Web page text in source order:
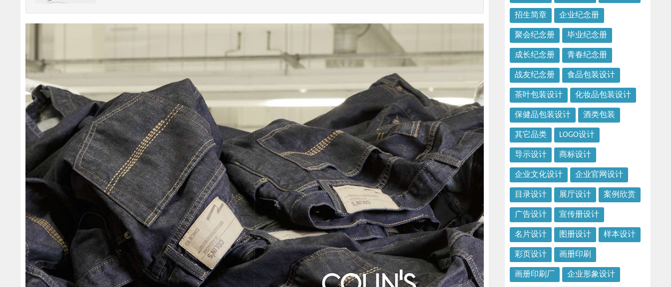
招生简章 企业纪念册
聚会纪念册 毕业纪念册
成长纪念册 青春纪念册
战友纪念册 食品包装设计
茶叶包装设计 化妆品包装设计
保健品包装设计 酒类包装
其它品类 LOGO设计
导示设计 商标设计
企业文化设计 企业官网设计
目录设计 展厅设计 案例欣赏
广告设计 宣传册设计
名片设计 图册设计 样本设计
彩页设计 画册印刷
画册印刷厂 企业形象设计